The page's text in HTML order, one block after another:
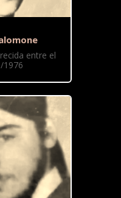
entre el
1976